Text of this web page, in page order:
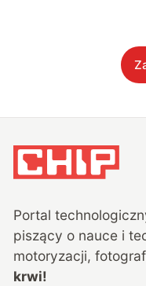
Portal
piszący o nauce i
motoryzacji,
krwi!